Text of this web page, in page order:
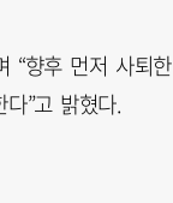
“향후 먼저 사퇴한
”고 밝혔다.